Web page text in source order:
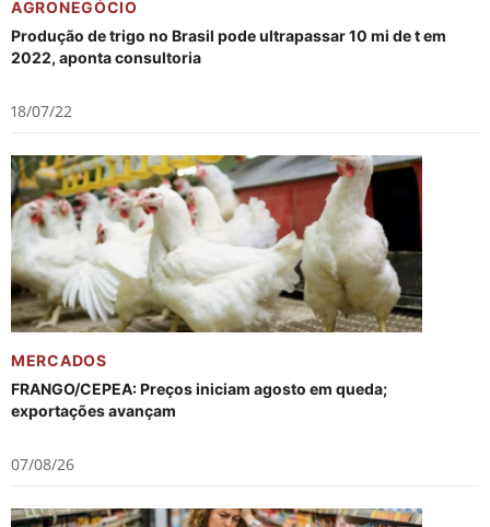
AGRONEGÓCIO
Produção de trigo no Brasil pode ultrapassar 10 mi de t em
2022, aponta consultoria
18/07/22
MERCADOS
FRANGO/CEPEA: Preços iniciam agosto em queda;
exportações avançam
07/08/26